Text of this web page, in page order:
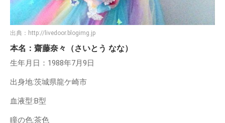
出典： http://livedoor.blogimg.jp
本名：齋藤奈々（さいとう なな）
生年月日：1988年7月9日
出身地:茨城県龍ケ崎市
血液型:B型
瞳の色:茶色